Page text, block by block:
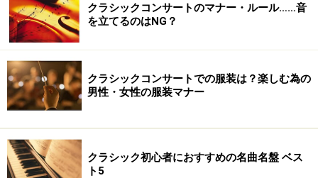
クラシックコンサートのマナー・ルール……音
を立てるのはNG？
クラシックコンサートでの服装は？楽しむ為の
男性・女性の服装マナー
クラシック初心者におすすめの名曲名盤 ベス
ト5